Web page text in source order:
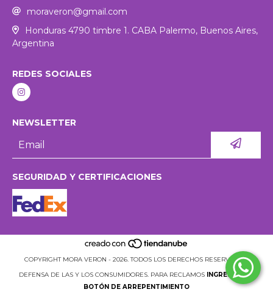
moraveron@gmail.com
Honduras 4790 timbre 1. CABA Palermo, Buenos Aires,
Argentina
REDES SOCIALES
NEWSLETTER
SEGURIDAD Y CERTIFICACIONES
COPYRIGHT MORA VERON - 2026. TODOS LOS DERECHOS RESERVADOS.
DEFENSA DE LAS Y LOS CONSUMIDORES. PARA RECLAMOS
INGRESÁ ACÁ.
BOTÓN DE ARREPENTIMIENTO